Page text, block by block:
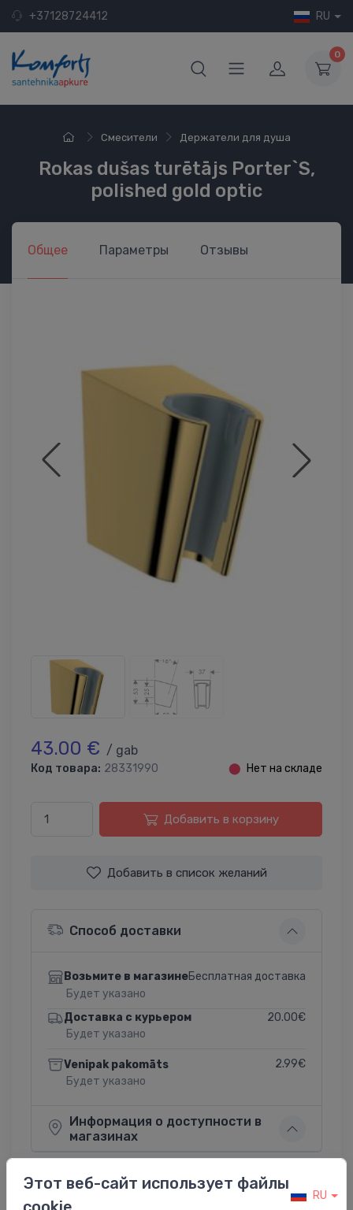
+37128724412 RU
0
Смесители Держатели для душа
Rokas dušas turētājs Porter`S,
polished gold optic
Общее Параметры Отзывы
43.00 € / gab
Код товара: 28331990 ⬤ Нет на складе
Добавить в корзину
Добавить в список желаний
Способ доставки
Возьмите в магазине
Будет указано
Бесплатная доставка
Доставка с курьером
Будет указано
20.00€
Venipak pakomāts
Будет указано
2.99€
Информация о доступности в
магазинах
Этот веб-сайт использует файлы
RU